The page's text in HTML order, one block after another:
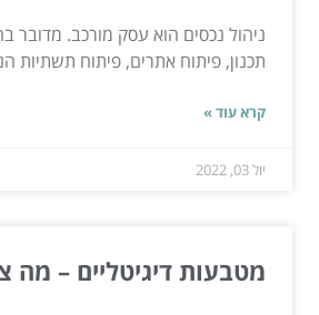
ניהול נכסים הוא עסק מורכב. מדובר
תכנון, פיתוח אתרים, פיתוח תשתיות
קרא עוד »
יול 03, 2022
מטבעות דיגיטליים – מה